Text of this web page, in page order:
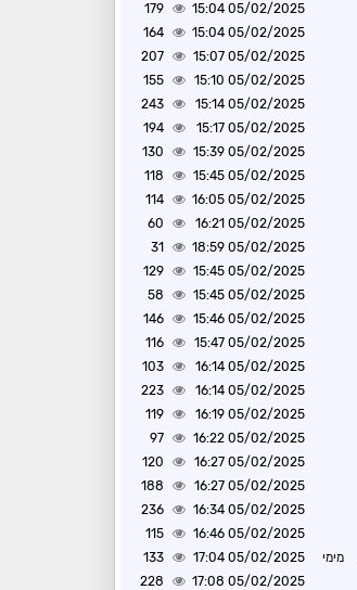
05/02/2025 15:04
179
05/02/2025 15:04
164
05/02/2025 15:07
207
05/02/2025 15:10
155
05/02/2025 15:14
243
05/02/2025 15:17
194
05/02/2025 15:39
130
05/02/2025 15:45
118
05/02/2025 16:05
114
05/02/2025 16:21
60
05/02/2025 18:59
31
05/02/2025 15:45
129
05/02/2025 15:45
58
05/02/2025 15:46
146
05/02/2025 15:47
116
05/02/2025 16:14
103
05/02/2025 16:14
223
05/02/2025 16:19
119
05/02/2025 16:22
97
05/02/2025 16:27
120
05/02/2025 16:27
188
05/02/2025 16:34
236
05/02/2025 16:46
115
מימי 05/02/2025 17:04
133
05/02/2025 17:08
228